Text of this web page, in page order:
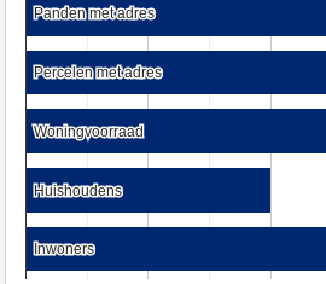
Panden met adres
Panden met adres
Percelen met adres
Percelen met adres
Woningvoorraad
Woningvoorraad
Huishoudens
Huishoudens
Inwoners
Inwoners